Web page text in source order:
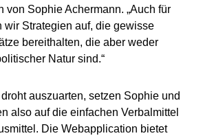
von Sophie Achermann. „Auch für
wir Strategien auf, die gewisse
bereithalten, die aber weder
Natur sind.“
auszuarten, setzen Sophie und
also auf die einfachen Verbalmittel
Die Webapplication bietet